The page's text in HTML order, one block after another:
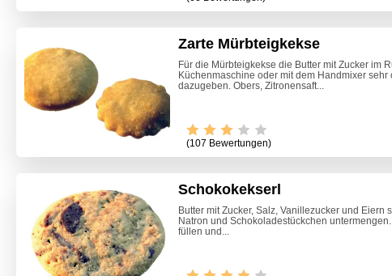
Zarte Mürbteigkekse
Für die Mürbteigkekse die Butter mit Zucker im
Küchenmaschine oder mit dem Handmixer sehr
dazugeben. Obers, Zitronensaft...
(107 Bewertungen)
Schokokekserl
Butter mit Zucker, Salz, Vanillezucker und Eiern
Natron und Schokoladestückchen
füllen und...